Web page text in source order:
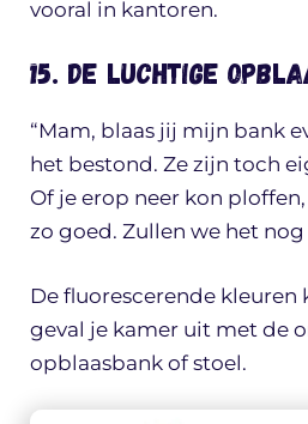
vooral in kantoren.
15. De luchtige
“Mam, blaas jij mijn bank
het bestond. Ze zijn toch
Of je erop neer kon
zo goed. Zullen we het
De fluorescerende kleuren
geval je kamer uit met de
opblaasbank of stoel.